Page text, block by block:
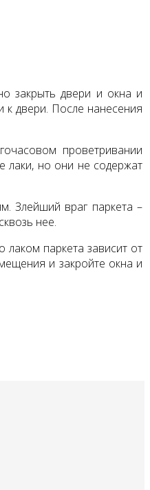
закрыть двери и окна и
к двери. После нанесения
проветривании
лаки, но они не содержат
Злейший враг паркета –
нее.
пар­кета зависит от
и закройте окна и